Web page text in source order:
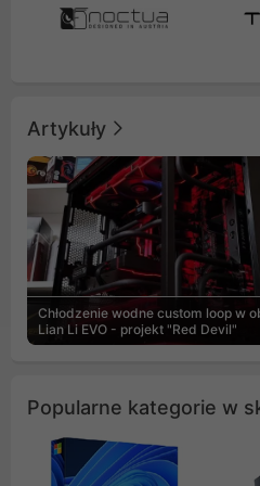
Artykuły
Chłodzenie wodne custom loop w
Lian Li EVO - projekt "Red Devil"
Popularne kategorie w